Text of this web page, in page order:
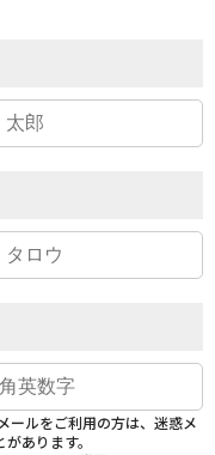
ールをご利用の方は、迷惑メ
あります。